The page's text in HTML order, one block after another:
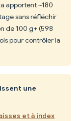
apportent ~180
sans réfléchir
de 100 g+ (598
pour contrôler la
une
et à index